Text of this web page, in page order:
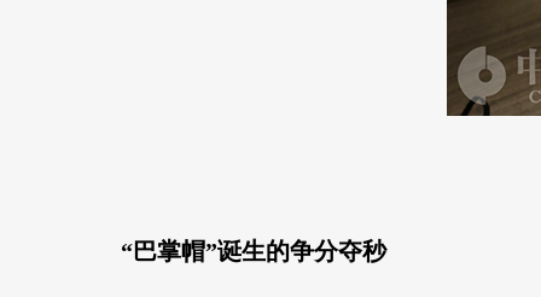
“巴掌帽”诞生的争分夺秒